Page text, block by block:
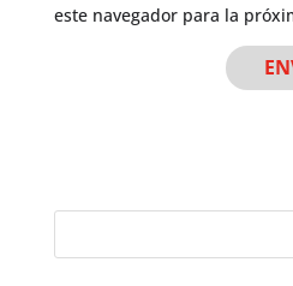
este navegador para la